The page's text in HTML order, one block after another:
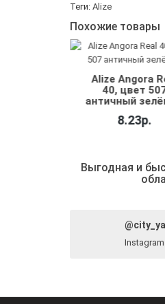
Теги: Alize
Похожие товары
Alize Angora
40, цвет
античный
8.23р.
Выгодная и
Instagram